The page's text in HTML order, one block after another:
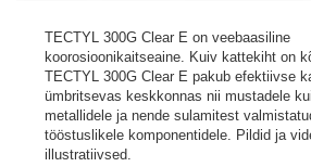
TECTYL 300G Clear E on veebaasiline
koorosioonikaitseaine. Kuiv kattekiht on
TECTYL 300G Clear E pakub efektiivse
ümbritsevas keskkonnas nii mustadele
metallidele ja nende sulamitest
tööstuslikele komponentidele. Pildid ja
illustratiivsed.